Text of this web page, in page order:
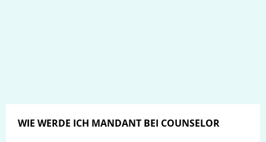
WIE WERDE ICH MANDANT BEI COUNSELOR